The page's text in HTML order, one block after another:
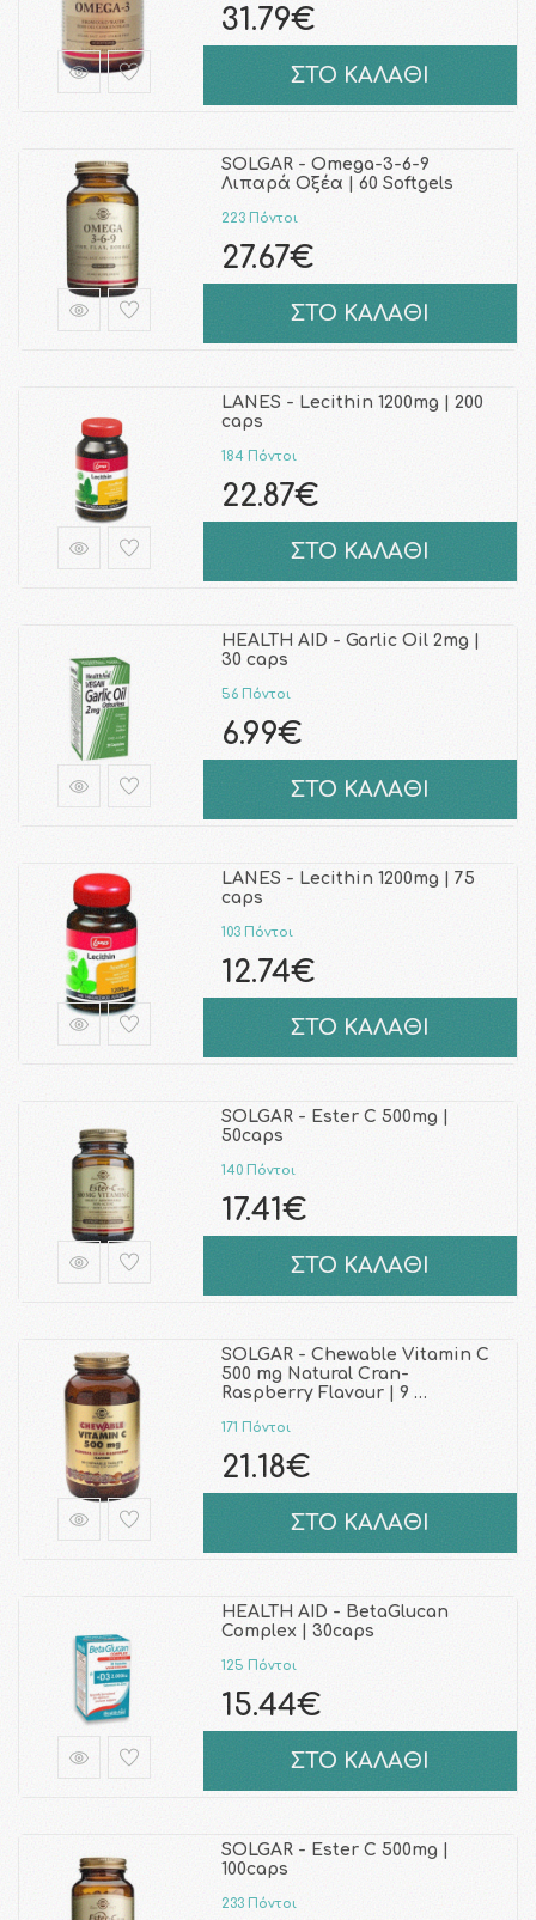
31.79€
ΣΤΟ ΚΑΛΑΘΙ
SOLGAR - Omega-3-6-9
Λιπαρά Οξέα | 60 Softgels
223 Πόντοι
27.67€
ΣΤΟ ΚΑΛΑΘΙ
LANES - Lecithin 1200mg | 200
caps
184 Πόντοι
22.87€
ΣΤΟ ΚΑΛΑΘΙ
HEALTH AID - Garlic Oil 2mg |
30 caps
56 Πόντοι
6.99€
ΣΤΟ ΚΑΛΑΘΙ
LANES - Lecithin 1200mg | 75
caps
103 Πόντοι
12.74€
ΣΤΟ ΚΑΛΑΘΙ
SOLGAR - Ester C 500mg |
50caps
140 Πόντοι
17.41€
ΣΤΟ ΚΑΛΑΘΙ
SOLGAR - Chewable Vitamin C
500 mg Natural Cran-
Raspberry Flavour | 9 …
171 Πόντοι
21.18€
ΣΤΟ ΚΑΛΑΘΙ
HEALTH AID - BetaGlucan
Complex | 30caps
125 Πόντοι
15.44€
ΣΤΟ ΚΑΛΑΘΙ
SOLGAR - Ester C 500mg |
100caps
233 Πόντοι